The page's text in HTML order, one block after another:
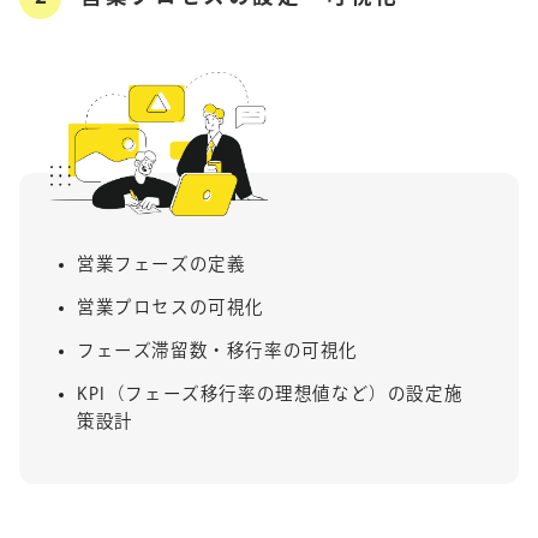
営業フェーズの定義
営業プロセスの可視化
フェーズ滞留数・移行率の可視化
KPI（フェーズ移行率の理想値など）の設定施
策設計